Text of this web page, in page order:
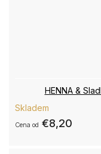
HENNA &
Skladem
od €8,20